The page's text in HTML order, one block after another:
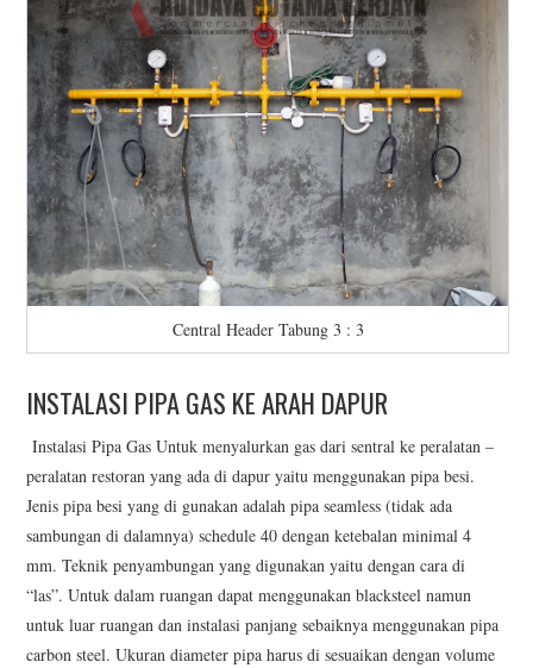
Central Header Tabung 3 : 3
INSTALASI PIPA GAS KE ARAH DAPUR
Instalasi Pipa Gas Untuk menyalurkan gas dari sentral ke peralatan –
peralatan restoran yang ada di dapur yaitu menggunakan pipa besi.
Jenis pipa besi yang di gunakan adalah pipa seamless (tidak ada
sambungan di dalamnya) schedule 40 dengan ketebalan minimal 4
mm. Teknik penyambungan yang digunakan yaitu dengan cara di
“las”. Untuk dalam ruangan dapat menggunakan blacksteel namun
untuk luar ruangan dan instalasi panjang sebaiknya menggunakan pipa
carbon steel. Ukuran diameter pipa harus di sesuaikan dengan volume